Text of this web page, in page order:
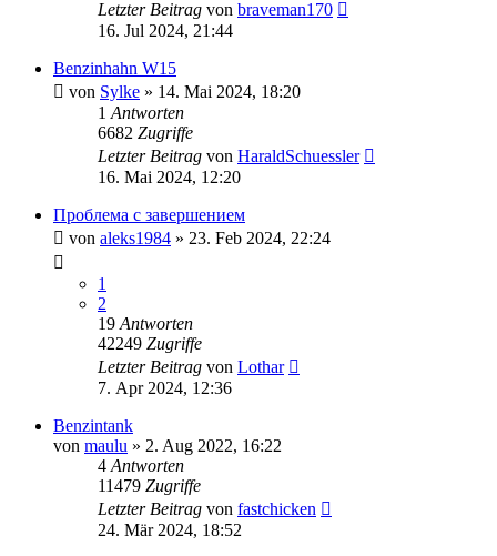
Letzter Beitrag von braveman170
16. Jul 2024, 21:44
Benzinhahn W15
von Sylke » 14. Mai 2024, 18:20
1 Antworten
6682 Zugriffe
Letzter Beitrag von HaraldSchuessler
16. Mai 2024, 12:20
Проблема с завершением
von aleks1984 » 23. Feb 2024, 22:24
1
2
19 Antworten
42249 Zugriffe
Letzter Beitrag von Lothar
7. Apr 2024, 12:36
Benzintank
von maulu » 2. Aug 2022, 16:22
4 Antworten
11479 Zugriffe
Letzter Beitrag von fastchicken
24. Mär 2024, 18:52